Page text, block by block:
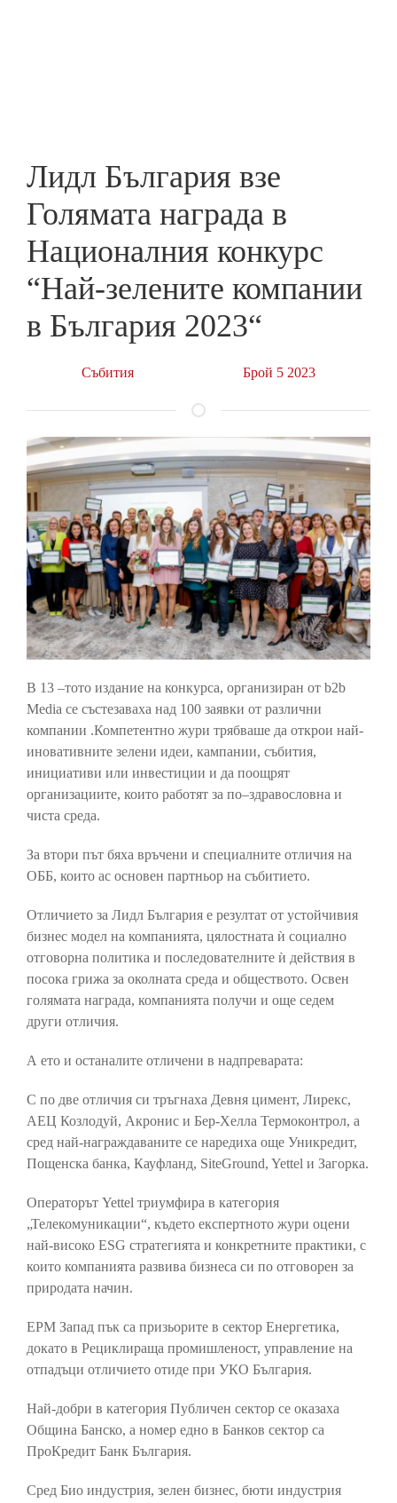
Лидл България взе
Голямата награда в
Националния конкурс
“Най-зелените компании
в България 2023“
Събития Брой 5 2023
В 13 –тото издание на конкурса, организиран от b2b
Media се състезаваха над 100 заявки от различни
компании .Компетентно жури трябваше да открои най-
иновативните зелени идеи, кампании, събития,
инициативи или инвестиции и да поощрят
организациите, които работят за по–здравословна и
чиста среда.
За втори път бяха връчени и специалните отличия на
ОББ, които ас основен партньор на събитието.
Отличието за Лидл България е резултат от устойчивия
бизнес модел на компанията, цялостната ѝ социално
отговорна политика и последователните ѝ действия в
посока грижа за околната среда и обществото. Освен
голямата награда, компанията получи и още седем
други отличия.
А ето и останалите отличени в надпреварата:
С по две отличия си тръгнаха Девня цимент, Лирекс,
АЕЦ Козлодуй, Акронис и Бер-Хелла Термоконтрол, а
сред най-награждаваните се наредиха още Уникредит,
Пощенска банка, Кауфланд, SiteGround, Yettel и Загорка.
Операторът Yettel триумфира в категория
„Телекомуникации“, където експертното жури оцени
най-високо ESG стратегията и конкретните практики, с
които компанията развива бизнеса си по отговорен за
природата начин.
ЕРМ Запад пък са призьорите в сектор Енергетика,
докато в Рециклираща промишленост, управление на
отпадъци отличието отиде при УКО България.
Най-добри в категория Публичен сектор се оказаха
Община Банско, а номер едно в Банков сектор са
ПроКредит Банк България.
Сред Био индустрия, зелен бизнес, бюти индустрия